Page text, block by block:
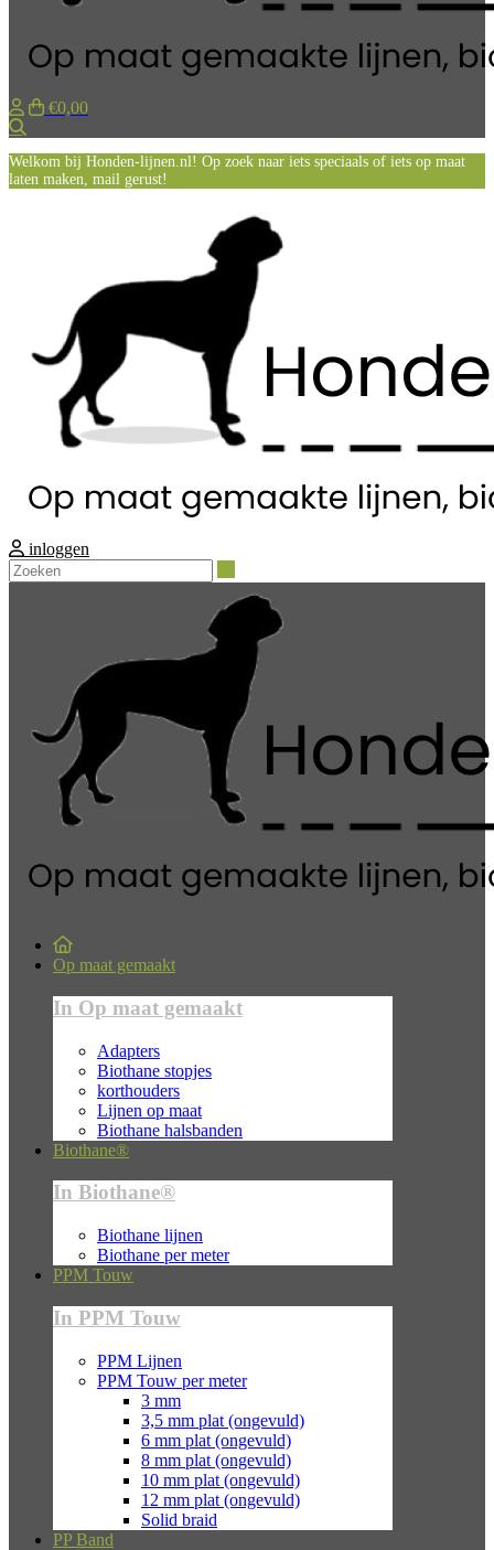
€0,00
Welkom bij Honden-lijnen.nl! Op zoek naar iets speciaals of iets op maat
laten maken, mail gerust!
inloggen
Op maat gemaakt
In Op maat gemaakt
Adapters
Biothane stopjes
korthouders
Lijnen op maat
Biothane halsbanden
Biothane®
In Biothane®
Biothane lijnen
Biothane per meter
PPM Touw
In PPM Touw
PPM Lijnen
PPM Touw per meter
3 mm
3,5 mm plat (ongevuld)
6 mm plat (ongevuld)
8 mm plat (ongevuld)
10 mm plat (ongevuld)
12 mm plat (ongevuld)
Solid braid
PP Band